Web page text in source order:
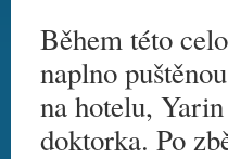
Během této
naplno
na hotelu,
doktorka. Po